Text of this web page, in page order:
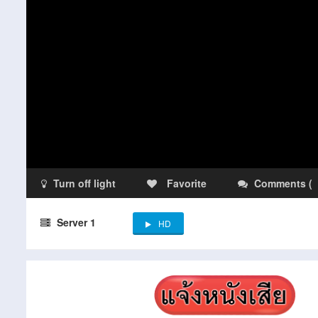
Turn off light Favorite Comments (
Server 1 HD